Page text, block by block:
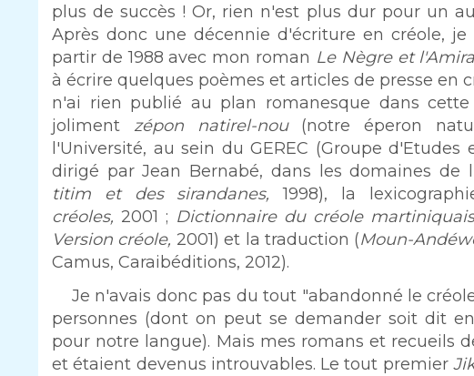
plus de succès ! Or, rien n'est plus dur pour un
Après donc une décennie d'écriture en créole,
partir de 1988 avec mon roman Le Nègre et
à écrire quelques poèmes et articles de presse en
n'ai rien publié au plan romanesque dans
joliment zépon natirel-nou (notre éperon
l'Université, au sein du GEREC (Groupe d'Etudes
dirigé par Jean Bernabé, dans les domaines de
titim et des sirandanes,1998), la
créoles, 2001 ; Dictionnaire du créole
Version créole, 2001) et la traduction (Moun-
Camus, Caraibéditions, 2012).
Je n'avais donc pas du tout "abandonné le
personnes (dont on peut se demander soit dit
pour notre langue). Mais mes romans et recueils
et étaient devenus introuvables. Le tout premier